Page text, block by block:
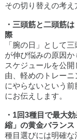
その切り替えの考え
・三頭筋と二頭筋
際
「腕の日」として
が伸び悩みの原因
スケジュールを公
由、軽めのトレー
にやらないという
にお伝えします。
・1回3種目で最大
縮」の黄金バランス
種目選びには明確